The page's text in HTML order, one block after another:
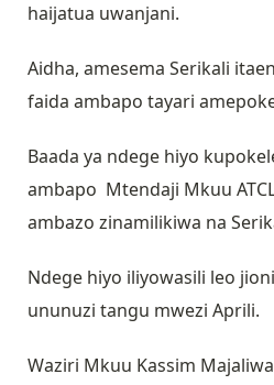
haijatua uwanjani.
Aidha, amesema Serikali
faida ambapo tayari
Baada ya ndege hiyo
ambapo Mtendaji Mkuu
ambazo zinamilikiwa na
Ndege hiyo iliyowasili leo
ununuzi tangu mwezi Aprili.
Waziri Mkuu Kassim Majaliwa